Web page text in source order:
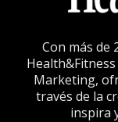
Con más de
Marketing,
través de la
inspira